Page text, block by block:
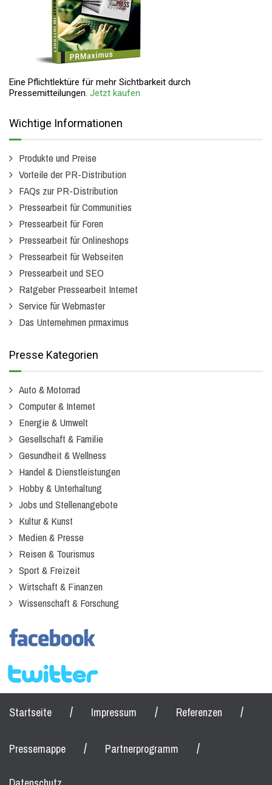
Eine Pflichtlektüre für mehr Sichtbarkeit durch
Pressemitteilungen. Jetzt kaufen
Wichtige Informationen
Produkte und Preise
Vorteile der PR-Distribution
FAQs zur PR-Distribution
Pressearbeit für Communities
Pressearbeit für Foren
Pressearbeit für Onlineshops
Pressearbeit für Webseiten
Pressearbeit und SEO
Ratgeber Pressearbeit Internet
Service für Webmaster
Das Unternehmen prmaximus
Presse Kategorien
Auto & Motorrad
Computer & Internet
Energie & Umwelt
Gesellschaft & Familie
Gesundheit & Wellness
Handel & Dienstleistungen
Hobby & Unterhaltung
Jobs und Stellenangebote
Kultur & Kunst
Medien & Presse
Reisen & Tourismus
Sport & Freizeit
Wirtschaft & Finanzen
Wissenschaft & Forschung
Startseite / Impressum / Referenzen /
Pressemappe / Partnerprogramm /